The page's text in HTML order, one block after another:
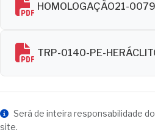
HOMOLOGAÇÃO21-0079
TRP-0140-PE-
Será de inteira responsabilidade
site.